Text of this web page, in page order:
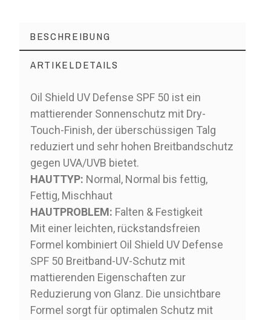
BESCHREIBUNG
ARTIKELDETAILS
Oil Shield UV Defense SPF 50 ist ein
mattierender Sonnenschutz mit Dry-
Touch-Finish, der überschüssigen Talg
reduziert und sehr hohen Breitbandschutz
gegen UVA/UVB bietet.
HAUTTYP: Normal, Normal bis fettig,
Fettig, Mischhaut
HAUTPROBLEM: Falten & Festigkeit
Mit einer leichten, rückstandsfreien
Formel kombiniert Oil Shield UV Defense
SPF 50 Breitband-UV-Schutz mit
mattierenden Eigenschaften zur
Reduzierung von Glanz. Die unsichtbare
Formel sorgt für optimalen Schutz mit